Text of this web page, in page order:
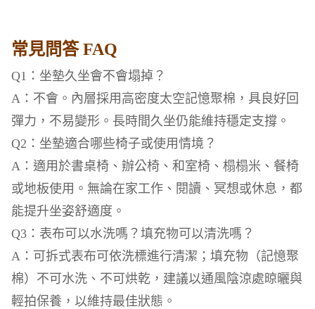
常見問答 FAQ
Q1：坐墊久坐會不會塌掉？
A：不會。內層採用高密度太空記憶聚棉，具良好回
彈力，不易變形。長時間久坐仍能維持穩定支撐。
Q2：坐墊適合哪些椅子或使用情境？
A：適用於書桌椅、辦公椅、和室椅、榻榻米、餐椅
或地板使用。無論在家工作、閱讀、冥想或休息，都
能提升坐姿舒適度。
Q3：表布可以水洗嗎？填充物可以清洗嗎？
A：可拆式表布可依洗標進行清潔；填充物（記憶聚
棉）不可水洗、不可烘乾，建議以通風陰涼處晾曬與
輕拍保養，以維持最佳狀態。